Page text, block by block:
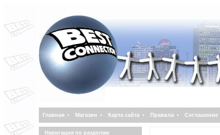
Главная • Магазин • Карта сайта • Правила • Соглашение
Навигация по разделам